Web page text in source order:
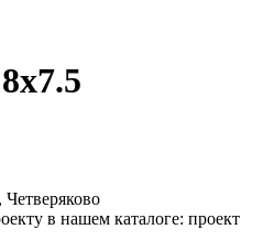
в нашем каталоге: проект